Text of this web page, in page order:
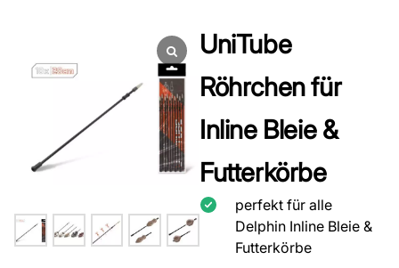
UniTube
Röhrchen für
Inline Bleie &
Futterkörbe
perfekt für alle
Delphin Inline Bleie &
Futterkörbe